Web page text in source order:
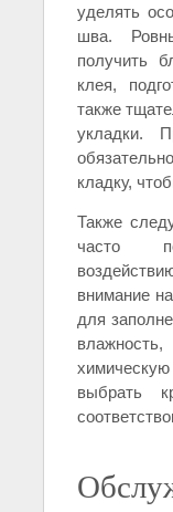
уделять
шва.
получить
клея,
также
укладки.
кладку,
Также
часто
внимание
для
выбрать